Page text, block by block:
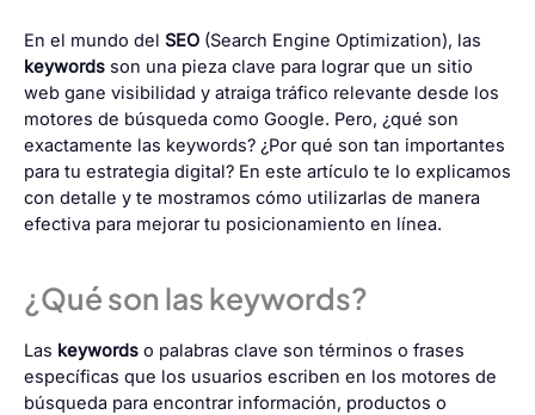
En el mundo del SEO (Search Engine Optimization), las
keywords son una pieza clave para lograr que un sitio
web gane visibilidad y atraiga tráfico relevante desde los
motores de búsqueda como Google. Pero, ¿qué son
exactamente las keywords? ¿Por qué son tan importantes
para tu estrategia digital? En este artículo te lo explicamos
con detalle y te mostramos cómo utilizarlas de manera
efectiva para mejorar tu posicionamiento en línea.
¿Qué son las keywords?
Las keywords o palabras clave son términos o frases
específicas que los usuarios escriben en los motores de
búsqueda para encontrar información, productos o